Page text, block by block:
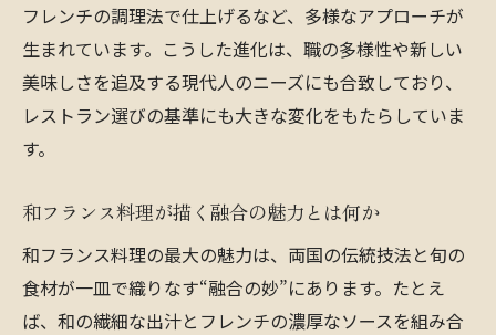
食文化の架け橋となる和フランス料理の真髄
和フランス料理が食文化交流を促進する理
由
フランス料理と日本料理の美意識の共鳴
双方の歴史背景を活かした和フランスの特
文化を超えた和フランスの味わいの広がり
素材本来の美味しさを和フランスで味わう方法
フレンチの調理法で仕上げるなど、多様なアプローチが
生まれています。こうした進化は、職の多様性や新しい
美味しさを追及する現代人のニーズにも合致しており、
レストラン選びの基準にも大きな変化をもたらしていま
す。
和フランス料理が描く融合の魅力とは何か
和フランス料理の最大の魅力は、両国の伝統技法と旬の
食材が一皿で織りなす“融合の妙”にあります。たとえ
ば、和の繊細な出汁とフレンチの濃厚なソースを組み合